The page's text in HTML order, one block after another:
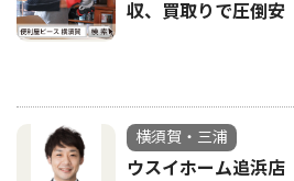
収、買取りで圧倒安
横須賀・三浦
ウスイホーム追浜